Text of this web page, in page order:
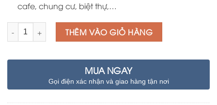
cafe, chung cư, biệt thự,…
Số lượng THÊM VÀO GIỎ HÀNG
MUA NGAY
Gọi điện xác nhận và giao hàng tận nơi